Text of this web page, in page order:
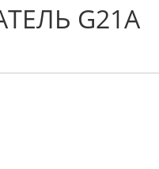
G21A